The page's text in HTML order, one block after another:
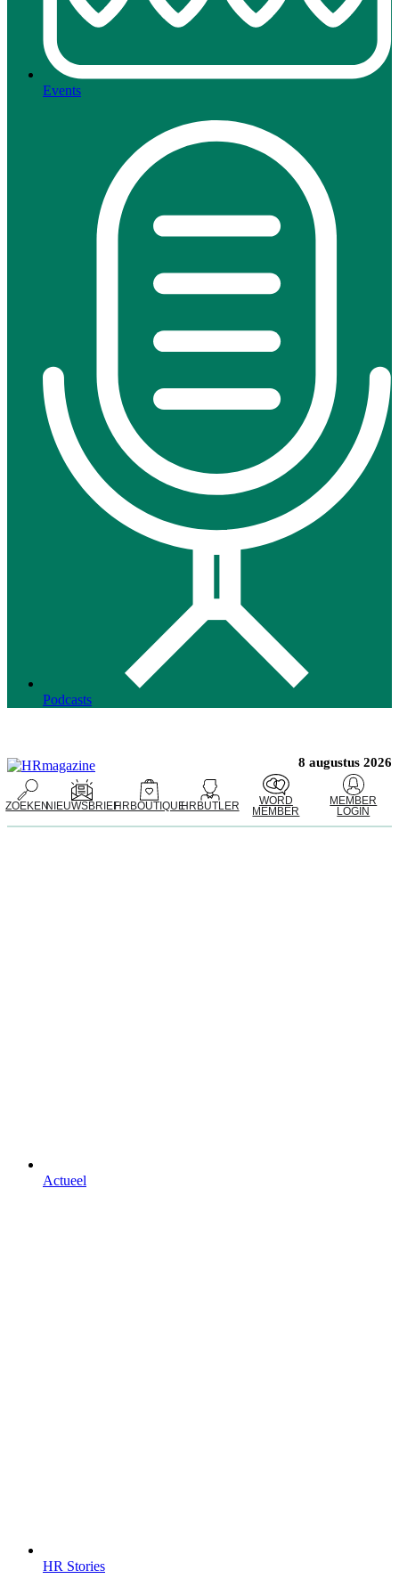
Events
Podcasts
8 augustus 2026
ZOEKENNIEUWSBRIEFHRBOUTIQUEHRBUTLER
WORD
MEMBER
MEMBER
LOGIN
Actueel
HR Stories